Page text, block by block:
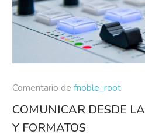
Comentario de fnoble_root
COMUNICAR DESDE
Y FORMATOS